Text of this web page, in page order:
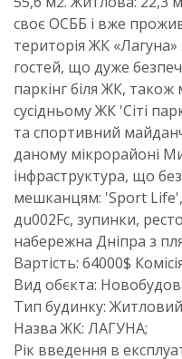
своє ОСББ і вже
територія ЖК «Лагуна»
гостей, що дуже
паркінг біля ЖК,
сусідньому ЖК 'Сіті
та спортивний
даному мікрорайоні
інфраструктура, що
мешканцям: 'Sport
дu002Fс, зупинки,
набережна Дніпра з
Вартість: 64000$
Вид обєкта:
Тип будинку:
Назва ЖК: ЛАГУНА;
Рік введення в